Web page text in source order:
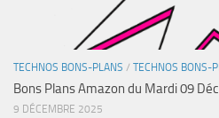
TECHNOS BONS-PLANS / TECHNOS BONS-
Bons Plans Amazon du Mardi 09
9 DÉCEMBRE 2025